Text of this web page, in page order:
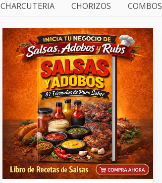
CHARCUTERIA CHORIZOS COMBOS